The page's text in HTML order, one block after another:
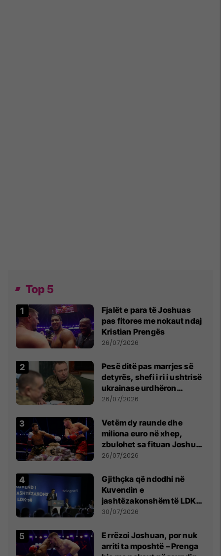
Top 5
Fjalët e para të Joshuas
pas fitores me nokaut ndaj
Kristian Prengës
26/07/2026
Pesë ditë pas marrjes së
detyrës, shefi i ri i ushtrisë
ukrainase urdhëron
kontroll të madh
26/07/2026
Vetëm dy raunde dhe
miliona euro në xhep,
zbulohet sa fituan Joshua
e Prenga
26/07/2026
Gjithçka që ndodhi në
Kuvendin e
jashtëzakonshëm të LDK-
së
30/07/2026
E rrëzoi Joshuan, por nuk
arriti ta mposhtë – Prenga